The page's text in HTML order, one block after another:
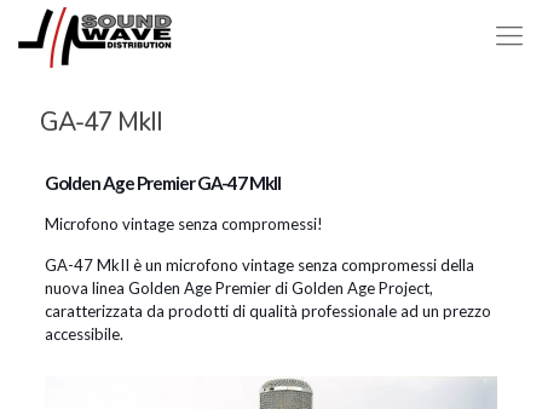
GA-47 MkII
Golden Age Premier GA-47 MkII
Microfono vintage senza compromessi!
GA-47 MkII è un microfono vintage senza compromessi della
nuova linea Golden Age Premier di Golden Age Project,
caratterizzata da prodotti di qualità professionale ad un prezzo
accessibile.